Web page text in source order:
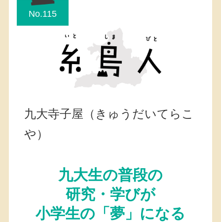
No.115
九大寺子屋（きゅうだいてらこ
や）
九大生の普段の
研究・学びが
小学生の「夢」になる